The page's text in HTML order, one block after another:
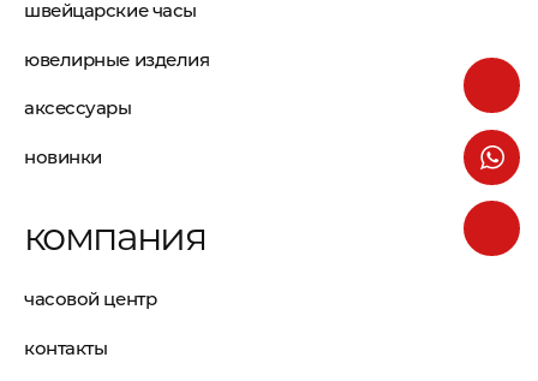
швейцарские часы
ювелирные изделия
аксессуары
новинки
компания
часовой центр
контакты